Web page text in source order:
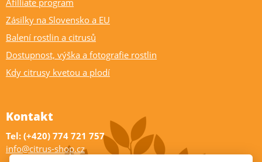
Zásilky na Slovensko a EU
Balení rostlin a citrusů
Dostupnost, výška a fotografie rostlin
Kdy citrusy kvetou a plodí
Kontakt
Tel: (+420) 774 721 757
info@citrus-shop.cz